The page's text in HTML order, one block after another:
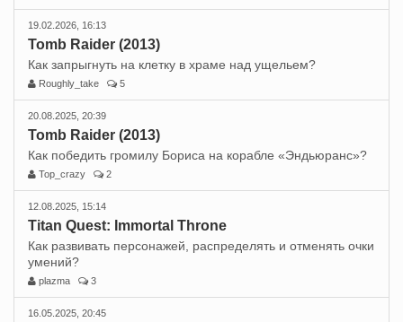
19.02.2026, 16:13
Tomb Raider (2013)
Как запрыгнуть на клетку в храме над ущельем?
Roughly_take 5
20.08.2025, 20:39
Tomb Raider (2013)
Как победить громилу Бориса на корабле «Эндьюранс»?
Top_crazy 2
12.08.2025, 15:14
Titan Quest: Immortal Throne
Как развивать персонажей, распределять и отменять очки
умений?
plazma 3
16.05.2025, 20:45